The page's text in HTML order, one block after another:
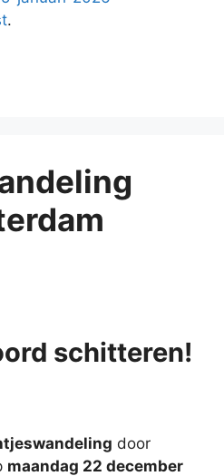
.
schitteren!
door
maandag 22 december